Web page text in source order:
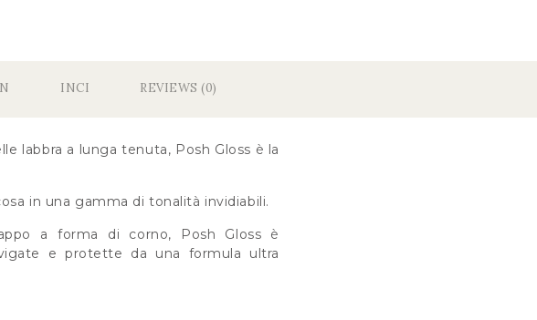
INCI REVIEWS (0)
labbra a lunga tenuta, Posh Gloss è la
in una gamma di tonalità invidiabili.
a forma di corno, Posh Gloss è
e protette da una formula ultra